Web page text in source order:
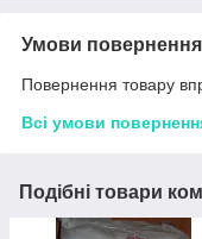
Умови повернення
Повернення товару
Всі умови
Подібні товари